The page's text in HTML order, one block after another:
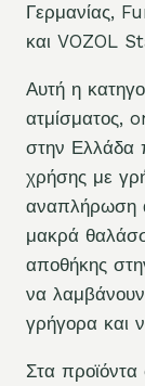
Γερμανίας,
και VOZOL
Αυτή η
ατμίσματος,
στην Ελλάδα
χρήσης με
αναπλήρωση
μακρά
αποθήκης
να λαμβάνουν
γρήγορα και
Στα